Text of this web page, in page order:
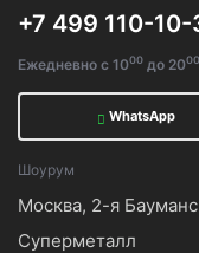
+7 499 110-10-
Ежедневно с 1000 до 2000
WhatsApp
Шоурум
Москва, 2-я
Суперметалл